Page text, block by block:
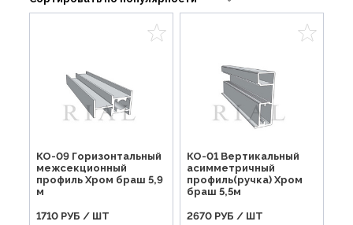
КО-09 Горизонтальный
межсекционный
профиль Хром браш 5,9
м
1710 РУБ / ШТ
КО-01 Вертикальный
асимметричный
профиль(ручка) Хром
браш 5,5м
2670 РУБ / ШТ